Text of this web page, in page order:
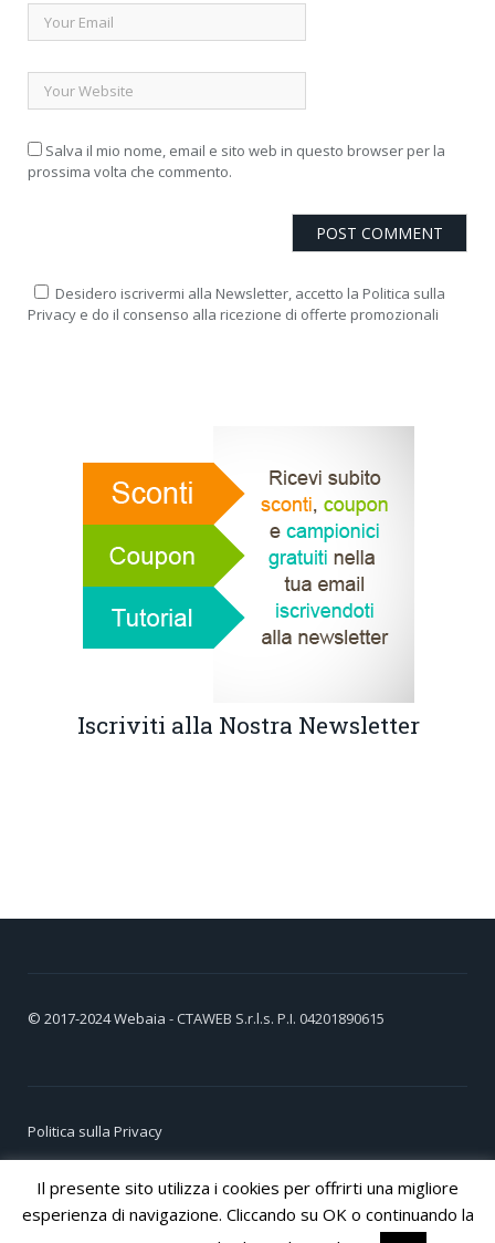
Salva il mio nome, email e sito web in questo browser per la
prossima volta che commento.
Desidero iscrivermi alla Newsletter, accetto la Politica sulla
Privacy e do il consenso alla ricezione di offerte promozionali
Iscriviti alla Nostra Newsletter
© 2017-2024Webaia - CTAWEB S.r.l.s. P.I. 04201890615
Politica sulla Privacy
Cookie Policy
Il presente sito utilizza i cookies per offrirti una migliore
esperienza di navigazione. Cliccando su OK o continuando la